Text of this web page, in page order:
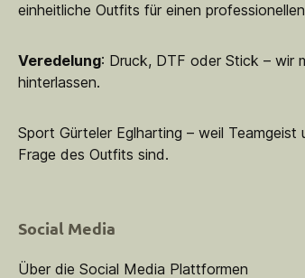
einheitliche Outfits für einen
Veredelung: Druck, DTF oder Stick – wir
hinterlassen.
Sport Gürteler Eglharting – weil
Frage des Outfits sind.
Social Media
Über die Social Media Plattformen